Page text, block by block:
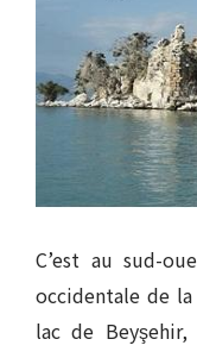
C’est au sud-
occidentale de
lac de Beyşehir,